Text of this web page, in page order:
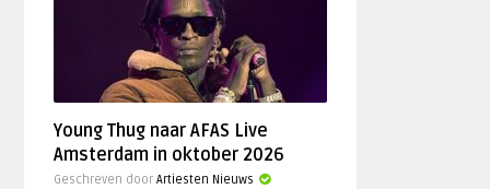
Young Thug naar AFAS Live
Amsterdam in oktober 2026
Geschreven doorArtiesten Nieuws